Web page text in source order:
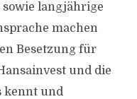
sowie langjährige
machen
Besetzung für
und die
kennt und